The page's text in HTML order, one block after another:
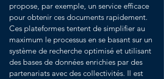
propose, par exemple, un service efficace
pour obtenir ces documents rapidement.
Ces plateformes tentent de simplifier au
maximum le processus en se basant sur un
système de recherche optimisé et utilisant
des bases de données enrichies par des
partenariats avec des collectivités. Il est